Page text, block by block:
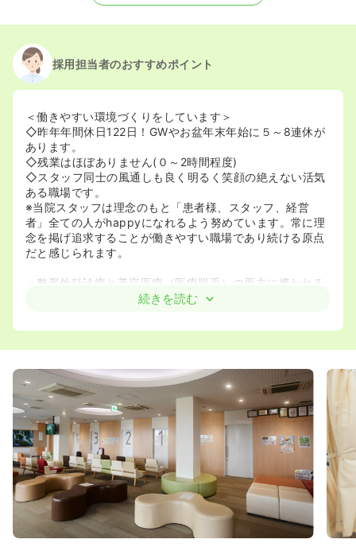
採用担当者のおすすめポイント
＜働きやすい環境づくりをしています＞
◇昨年年間休日122日！GWやお盆年末年始に５～8連休が
あります。
◇残業はほぼありません(０～2時間程度)
◇スタッフ同士の風通しも良く明るく笑顔の絶えない活気
ある職場です。
※当院スタッフは理念のもと「患者様、スタッフ、経営
者」全ての人がhappyになれるよう努めています。常に理
念を掲げ追求することが働きやすい職場であり続ける原点
だと感じられます。
＜整形外科診療と美容医療（医療脱毛）の両方に携われる
ある方に魅力的な職場です。
行っています。
◇医療脱毛ではノルマなど全くありません。患者様の希望
する未来に近づけられるよう寄り添い、丁寧な施術で患者
様から笑顔をいただいております。know-howを基礎から
しっかり学び、スキルを活かす喜びを感じられる職場で
す。
＜やりがいある職場＞
◇スタッフのやりたいことが実現できるように推奨する職
場です。受け身で仕事をこなすだけではなく、能動的にチ
ャレンジすることが出来ます。
◇両科の技能を習得後も、様々な応用をしながら幅を広げ
続きを読む